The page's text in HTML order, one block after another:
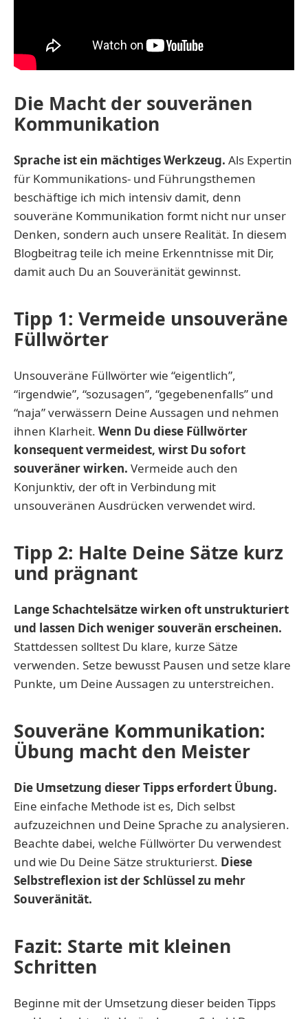
Die Macht der souveränen
Kommunikation
Sprache ist ein mächtiges Werkzeug. Als Expertin
für Kommunikations- und Führungsthemen
beschäftige ich mich intensiv damit, denn
souveräne Kommunikation formt nicht nur unser
Denken, sondern auch unsere Realität. In diesem
Blogbeitrag teile ich meine Erkenntnisse mit Dir,
damit auch Du an Souveränität gewinnst.
Tipp 1: Vermeide unsouveräne
Füllwörter
Unsouveräne Füllwörter wie “eigentlich”,
“irgendwie”, “sozusagen”, “gegebenenfalls” und
“naja” verwässern Deine Aussagen und nehmen
ihnen Klarheit. Wenn Du diese Füllwörter
konsequent vermeidest, wirst Du sofort
souveräner wirken. Vermeide auch den
Konjunktiv, der oft in Verbindung mit
unsouveränen Ausdrücken verwendet wird.
Tipp 2: Halte Deine Sätze kurz
und prägnant
Lange Schachtelsätze wirken oft unstrukturiert
und lassen Dich weniger souverän erscheinen.
Stattdessen solltest Du klare, kurze Sätze
verwenden. Setze bewusst Pausen und setze klare
Punkte, um Deine Aussagen zu unterstreichen.
Souveräne Kommunikation:
Übung macht den Meister
Die Umsetzung dieser Tipps erfordert Übung.
Eine einfache Methode ist es, Dich selbst
aufzuzeichnen und Deine Sprache zu analysieren.
Beachte dabei, welche Füllwörter Du verwendest
und wie Du Deine Sätze strukturierst. Diese
Selbstreflexion ist der Schlüssel zu mehr
Souveränität.
Fazit: Starte mit kleinen
Schritten
Beginne mit der Umsetzung dieser beiden Tipps